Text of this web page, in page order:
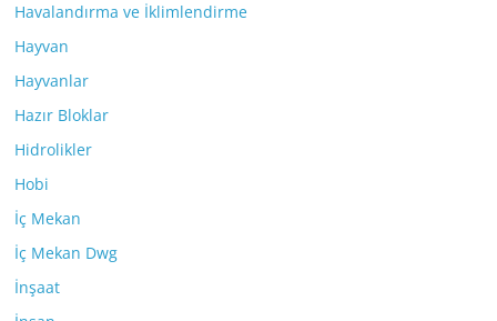
Havalandırma ve İklimlendirme
Hayvan
Hayvanlar
Hazır Bloklar
Hidrolikler
Hobi
İç Mekan
İç Mekan Dwg
İnşaat